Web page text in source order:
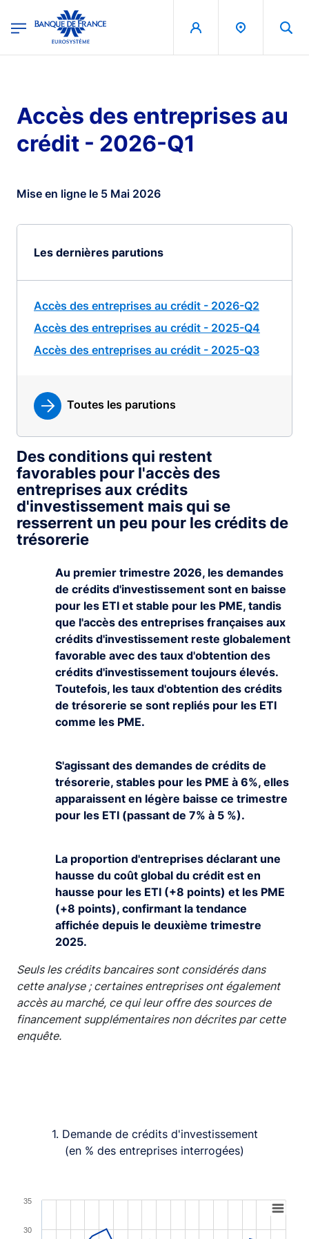
Banque de France - Menu Principal
Accès des entreprises au
crédit - 2026-Q1
Mise en ligne le 5 Mai 2026
Les dernières parutions
Accès des entreprises au crédit - 2026-Q2
Accès des entreprises au crédit - 2025-Q4
Accès des entreprises au crédit - 2025-Q3
Toutes les parutions
Des conditions qui restent
favorables pour l'accès des
entreprises aux crédits
d'investissement mais qui se
resserrent un peu pour les crédits de
trésorerie
Au premier trimestre 2026, les demandes
de crédits d'investissement sont en baisse
pour les ETI et stable pour les PME, tandis
que l'accès des entreprises françaises aux
crédits d'investissement reste globalement
favorable avec des taux d'obtention des
crédits d'investissement toujours élevés.
Toutefois, les taux d'obtention des crédits
de trésorerie se sont repliés pour les ETI
comme les PME.
S'agissant des demandes de crédits de
trésorerie, stables pour les PME à 6%, elles
apparaissent en légère baisse ce trimestre
pour les ETI (passant de 7% à 5 %).
La proportion d'entreprises déclarant une
hausse du coût global du crédit est en
hausse pour les ETI (+8 points) et les PME
(+8 points), confirmant la tendance
affichée depuis le deuxième trimestre
2025.
Seuls les crédits bancaires sont considérés dans
cette analyse ; certaines entreprises ont également
accès au marché, ce qui leur offre des sources de
financement supplémentaires non décrites par cette
enquête.
1. Demande de crédits d'investissement
(en % des entreprises interrogées)
Line chart with 2 lines.
30
35